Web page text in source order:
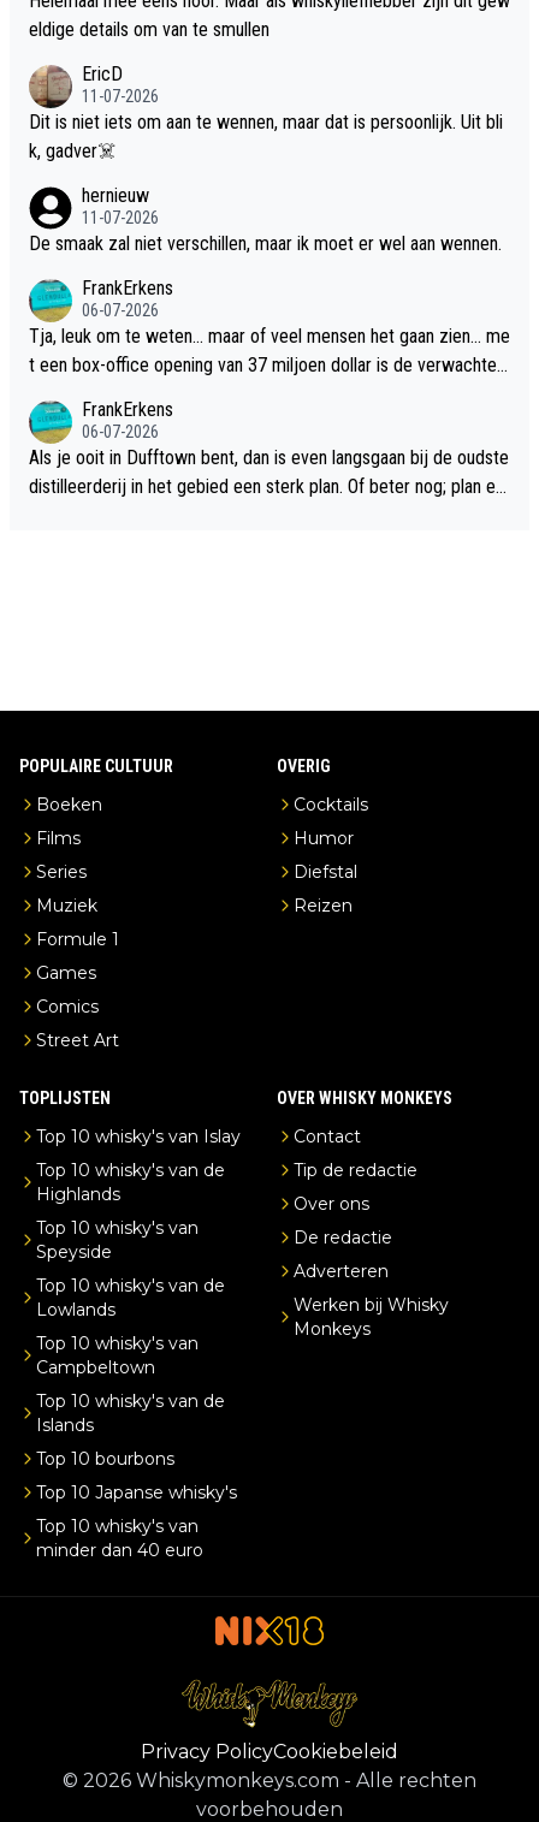
eldige details om van te smullen
EricD
11-07-2026
Dit is niet iets om aan te wennen, maar dat is persoonlijk. Uit bli
k, gadver☠️
hernieuw
11-07-2026
De smaak zal niet verschillen, maar ik moet er wel aan wennen.
FrankErkens
06-07-2026
Tja, leuk om te weten... maar of veel mensen het gaan zien... me
t een box-office opening van 37 miljoen dollar is de verwachte
FrankErkens
06-07-2026
Als je ooit in Dufftown bent, dan is even langsgaan bij de oudste
distilleerderij in het gebied een sterk plan. Of beter nog; plan ee
POPULAIRE CULTUUR
Boeken
Films
Series
Muziek
Formule 1
Games
Comics
Street Art
OVERIG
Cocktails
Humor
Diefstal
Reizen
TOPLIJSTEN
Top 10 whisky's van Islay
Top 10 whisky's van de
Highlands
Top 10 whisky's van
Speyside
Top 10 whisky's van de
Lowlands
Top 10 whisky's van
Campbeltown
Top 10 whisky's van de
Islands
Top 10 bourbons
Top 10 Japanse whisky's
Top 10 whisky's van
minder dan 40 euro
OVER WHISKY MONKEYS
Contact
Tip de redactie
Over ons
De redactie
Adverteren
Werken bij Whisky
Monkeys
Privacy PolicyCookiebeleid
© 2026 Whiskymonkeys.com - Alle rechten
voorbehouden